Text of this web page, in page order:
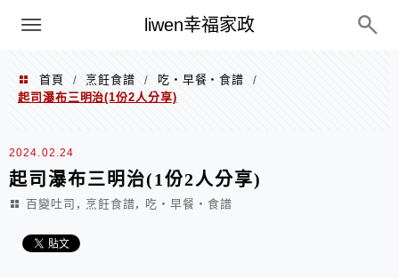
liwen幸福家政
menu
首頁 / 烹飪食譜 / 吃‧早餐‧食譜
/
起司瀑布三明治(1份2人分享)
2024.02.24
起司瀑布三明治(1份2人分享)
百變吐司 , 烹飪食譜, 吃‧早餐‧食譜